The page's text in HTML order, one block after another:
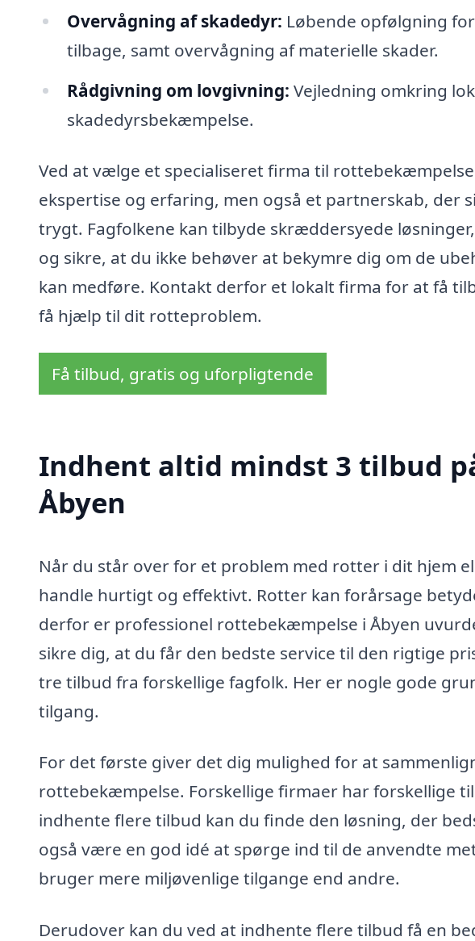
Overvågning af skadedyr: Løbende opfølgning
tilbage, samt overvågning af materielle skader.
Rådgivning om lovgivning: Vejledning omkring
skadedyrsbekæmpelse.
Ved at vælge et specialiseret firma til
ekspertise og erfaring, men også et partnerskab, der
trygt. Fagfolkene kan tilbyde skræddersyede
og sikre, at du ikke behøver at bekymre dig om de
kan medføre. Kontakt derfor et lokalt firma for at få
få hjælp til dit rotteproblem.
Få tilbud, gratis og uforpligtende
Indhent altid mindst 3 tilbud
Åbyen
Når du står over for et problem med rotter i dit hjem
handle hurtigt og effektivt. Rotter kan forårsage
derfor er professionel rottebekæmpelse i Åbyen
sikre dig, at du får den bedste service til den rigtige
tre tilbud fra forskellige fagfolk. Her er nogle gode
tilgang.
For det første giver det dig mulighed for at
rottebekæmpelse. Forskellige firmaer har forskellige
indhente flere tilbud kan du finde den løsning, der
også være en god idé at spørge ind til de anvendte
bruger mere miljøvenlige tilgange end andre.
Derudover kan du ved at indhente flere tilbud få en